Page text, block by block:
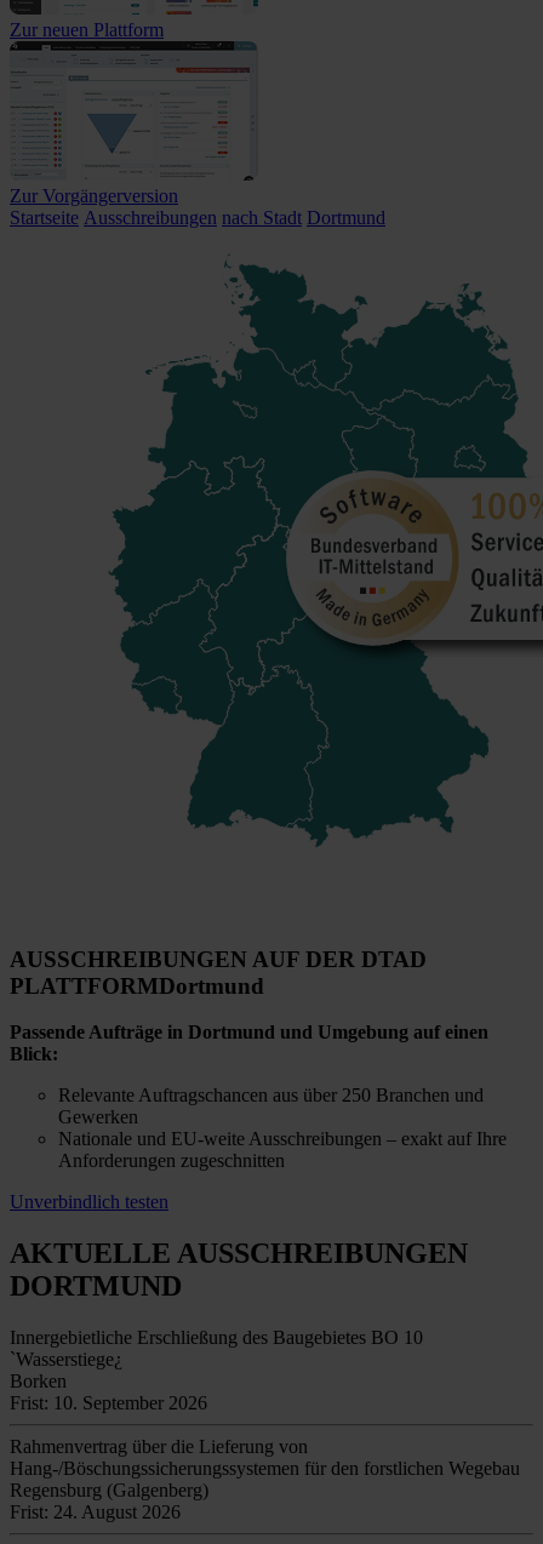
Zur neuen Plattform
Zur Vorgängerversion
Startseite Ausschreibungen nach Stadt Dortmund
AUSSCHREIBUNGEN AUF DER DTAD
PLATTFORMDortmund
Passende Aufträge in Dortmund und Umgebung auf einen
Blick:
Relevante Auftragschancen aus über 250 Branchen und
Gewerken
Nationale und EU-weite Ausschreibungen – exakt auf Ihre
Anforderungen zugeschnitten
Unverbindlich testen
AKTUELLE AUSSCHREIBUNGEN
DORTMUND
Innergebietliche Erschließung des Baugebietes BO 10
`Wasserstiege¿
Borken
Frist: 10. September 2026
Rahmenvertrag über die Lieferung von
Hang-/Böschungssicherungssystemen für den forstlichen Wegebau
Regensburg (Galgenberg)
Frist: 24. August 2026